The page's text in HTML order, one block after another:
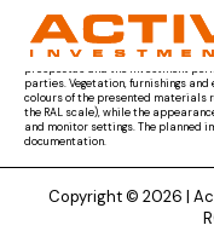
The materials presented on
matter of the developer's
documentation approved by the
prospectus and the investment
parties. Vegetation, furnishings and
colours of the presented materials
the RAL scale), while the
and monitor settings. The planned
documentation.
Copyright © 2026 |